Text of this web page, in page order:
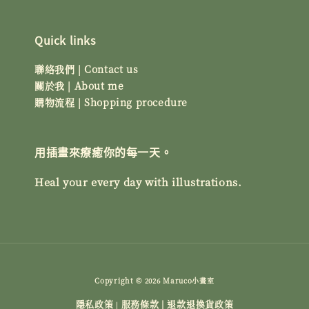
Quick links
聯絡我們 | Contact us
關於我 | About me
購物流程 | Shopping procedure
用插畫來療癒你的每一天。
Heal your every day with illustrations.
Copyright © 2026 Maruco小畫室
隱私政策 | 服務條款 | 退款退換貨政策